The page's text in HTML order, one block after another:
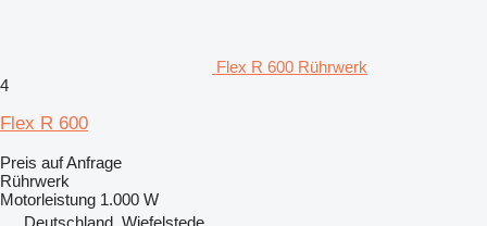
Flex R 600 Rührwerk
4
Flex R 600
Preis auf Anfrage
Rührwerk
Motorleistung 1.000 W
Deutschland, Wiefelstede